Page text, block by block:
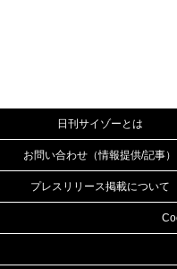
日刊サイゾーとは
お問い合わせ（情報提供/記事）
プレスリリース掲載について